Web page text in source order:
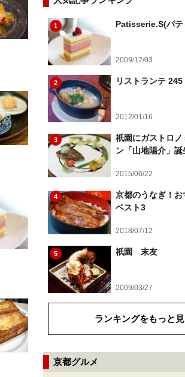
1 Patisserie.S(パテ
2009/12/03
2 リストランテ 245
2012/01/16
3
祇園にガストロノ
ン「山地陽介」誕
2015/06/22
4
京都のうなぎ！
ベスト3
2018/07/12
5 祇園 末友
2009/03/27
ランキングをもっと
京都グルメ